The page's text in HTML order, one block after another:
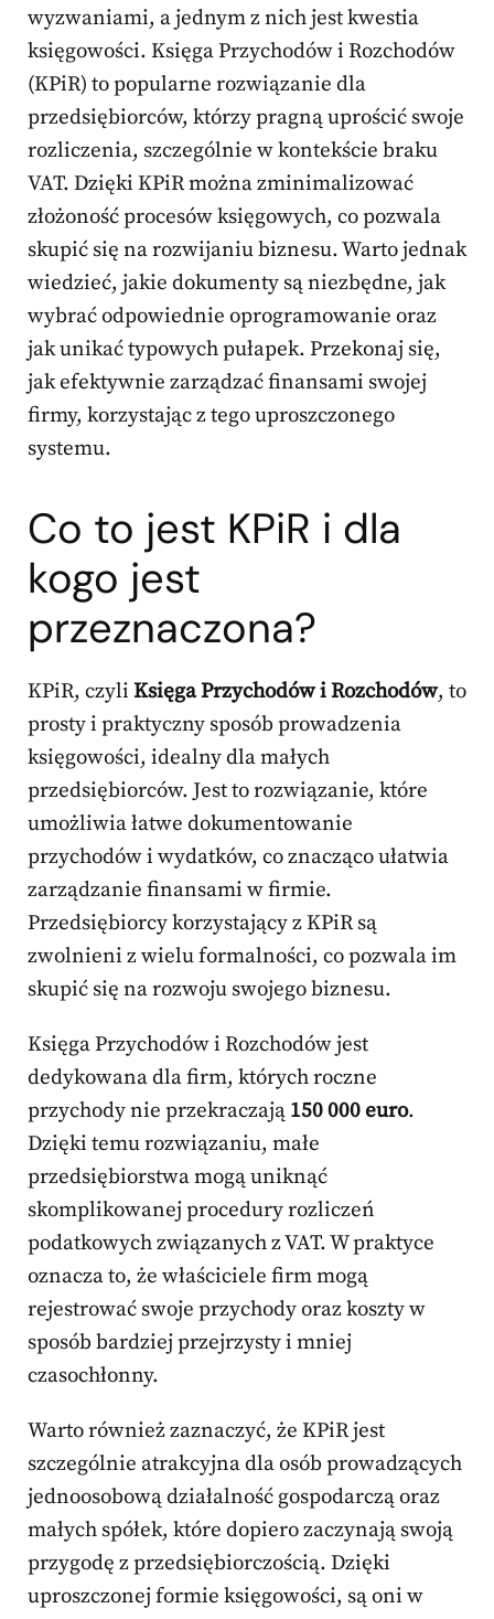
wyzwaniami, a jednym z nich jest kwestia
księgowości. Księga Przychodów i Rozchodów
(KPiR) to popularne rozwiązanie dla
przedsiębiorców, którzy pragną uprościć swoje
rozliczenia, szczególnie w kontekście braku
VAT. Dzięki KPiR można zminimalizować
złożoność procesów księgowych, co pozwala
skupić się na rozwijaniu biznesu. Warto jednak
wiedzieć, jakie dokumenty są niezbędne, jak
wybrać odpowiednie oprogramowanie oraz
jak unikać typowych pułapek. Przekonaj się,
jak efektywnie zarządzać finansami swojej
firmy, korzystając z tego uproszczonego
systemu.
Co to jest KPiR i dla
kogo jest
przeznaczona?
KPiR, czyli Księga Przychodów i Rozchodów, to
prosty i praktyczny sposób prowadzenia
księgowości, idealny dla małych
przedsiębiorców. Jest to rozwiązanie, które
umożliwia łatwe dokumentowanie
przychodów i wydatków, co znacząco ułatwia
zarządzanie finansami w firmie.
Przedsiębiorcy korzystający z KPiR są
zwolnieni z wielu formalności, co pozwala im
skupić się na rozwoju swojego biznesu.
Księga Przychodów i Rozchodów jest
dedykowana dla firm, których roczne
przychody nie przekraczają 150 000 euro.
Dzięki temu rozwiązaniu, małe
przedsiębiorstwa mogą uniknąć
skomplikowanej procedury rozliczeń
podatkowych związanych z VAT. W praktyce
oznacza to, że właściciele firm mogą
rejestrować swoje przychody oraz koszty w
sposób bardziej przejrzysty i mniej
czasochłonny.
Warto również zaznaczyć, że KPiR jest
szczególnie atrakcyjna dla osób prowadzących
jednoosobową działalność gospodarczą oraz
małych spółek, które dopiero zaczynają swoją
przygodę z przedsiębiorczością. Dzięki
uproszczonej formie księgowości, są oni w